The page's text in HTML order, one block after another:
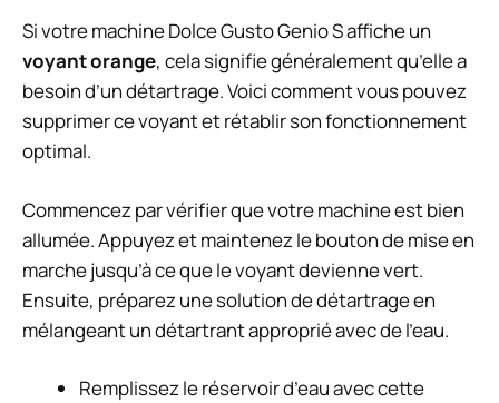
Si votre machine Dolce Gusto Genio S affiche un
voyant orange, cela signifie généralement qu’elle a
besoin d’un détartrage. Voici comment vous pouvez
supprimer ce voyant et rétablir son fonctionnement
optimal.
Commencez par vérifier que votre machine est bien
allumée. Appuyez et maintenez le bouton de mise en
marche jusqu’à ce que le voyant devienne vert.
Ensuite, préparez une solution de détartrage en
mélangeant un détartrant approprié avec de l’eau.
Remplissez le réservoir d’eau avec cette